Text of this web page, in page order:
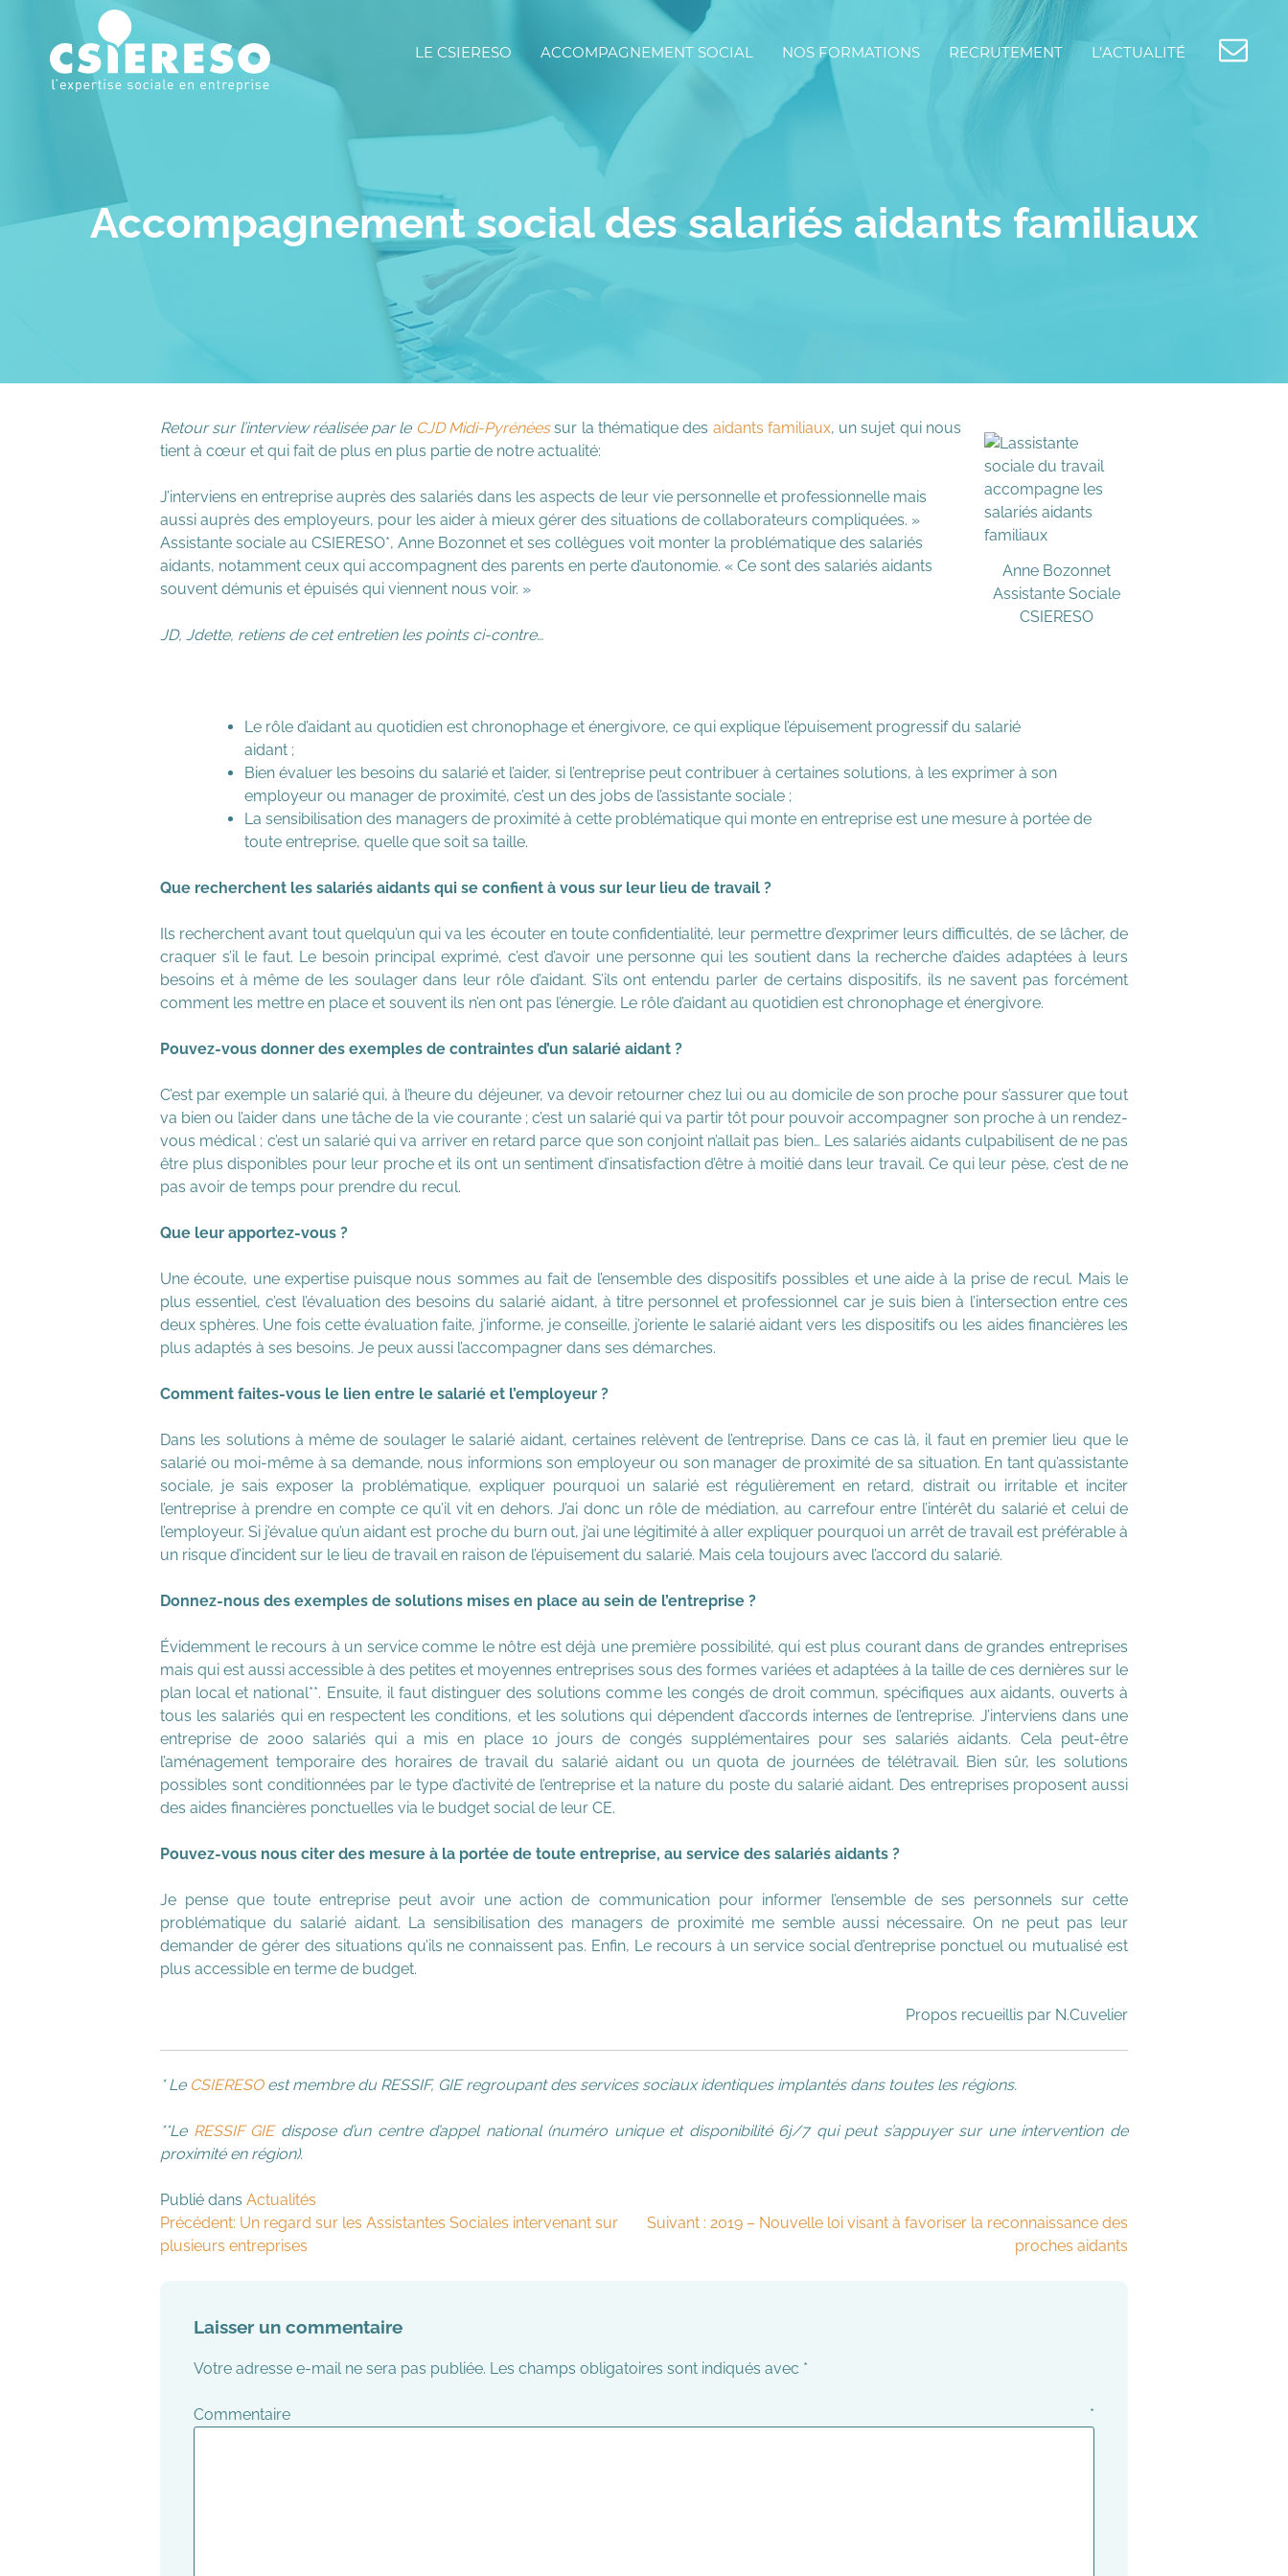
LE CSIERESO ACCOMPAGNEMENT SOCIAL NOS FORMATIONS RECRUTEMENT L’ACTUALITÉ
Accompagnement social des salariés aidants familiaux
Anne Bozonnet
Assistante Sociale
CSIERESO
Retour sur l’interview réalisée par le CJD Midi-Pyrénéessur la thématique des aidants familiaux, un sujet qui nous
tient à cœur et qui fait de plus en plus partie de notre actualité:
J’interviens en entreprise auprès des salariés dans les aspects de leur vie personnelle et professionnelle mais
aussi auprès des employeurs, pour les aider à mieux gérer des situations de collaborateurs compliquées. »
Assistante sociale au CSIERESO*, Anne Bozonnet et ses collègues voit monter la problématique des salariés
aidants, notamment ceux qui accompagnent des parents en perte d’autonomie. « Ce sont des salariés aidants
souvent démunis et épuisés qui viennent nous voir. »
JD, Jdette, retiens de cet entretien les points ci-contre…
Le rôle d’aidant au quotidien est chronophage et énergivore, ce qui explique l’épuisement progressif du salarié
aidant ;
Bien évaluer les besoins du salarié et l’aider, si l’entreprise peut contribuer à certaines solutions, à les exprimer à son
employeur ou manager de proximité, c’est un des jobs de l’assistante sociale ;
La sensibilisation des managers de proximité à cette problématique qui monte en entreprise est une mesure à portée de
toute entreprise, quelle que soit sa taille.
Que recherchent les salariés aidants qui se confient à vous sur leur lieu de travail ?
Ils recherchent avant tout quelqu’un qui va les écouter en toute confidentialité, leur permettre d’exprimer leurs difficultés, de se lâcher, de
craquer s’il le faut. Le besoin principal exprimé, c’est d’avoir une personne qui les soutient dans la recherche d’aides adaptées à leurs
besoins et à même de les soulager dans leur rôle d’aidant. S’ils ont entendu parler de certains dispositifs, ils ne savent pas forcément
comment les mettre en place et souvent ils n’en ont pas l’énergie. Le rôle d’aidant au quotidien est chronophage et énergivore.
Pouvez-vous donner des exemples de contraintes d’un salarié aidant ?
C’est par exemple un salarié qui, à l’heure du déjeuner, va devoir retourner chez lui ou au domicile de son proche pour s’assurer que tout
va bien ou l’aider dans une tâche de la vie courante ; c’est un salarié qui va partir tôt pour pouvoir accompagner son proche à un rendez-
vous médical ; c’est un salarié qui va arriver en retard parce que son conjoint n’allait pas bien… Les salariés aidants culpabilisent de ne pas
être plus disponibles pour leur proche et ils ont un sentiment d’insatisfaction d’être à moitié dans leur travail. Ce qui leur pèse, c’est de ne
pas avoir de temps pour prendre du recul.
Que leur apportez-vous ?
Une écoute, une expertise puisque nous sommes au fait de l’ensemble des dispositifs possibles et une aide à la prise de recul. Mais le
plus essentiel, c’est l’évaluation des besoins du salarié aidant, à titre personnel et professionnel car je suis bien à l’intersection entre ces
deux sphères. Une fois cette évaluation faite, j’informe, je conseille, j’oriente le salarié aidant vers les dispositifs ou les aides financières les
plus adaptés à ses besoins. Je peux aussi l’accompagner dans ses démarches.
Comment faites-vous le lien entre le salarié et l’employeur ?
Dans les solutions à même de soulager le salarié aidant, certaines relèvent de l’entreprise. Dans ce cas là, il faut en premier lieu que le
salarié ou moi-même à sa demande, nous informions son employeur ou son manager de proximité de sa situation. En tant qu’assistante
sociale, je sais exposer la problématique, expliquer pourquoi un salarié est régulièrement en retard, distrait ou irritable et inciter
l’entreprise à prendre en compte ce qu’il vit en dehors. J’ai donc un rôle de médiation, au carrefour entre l’intérêt du salarié et celui de
l’employeur. Si j’évalue qu’un aidant est proche du burn out, j’ai une légitimité à aller expliquer pourquoi un arrêt de travail est préférable à
un risque d’incident sur le lieu de travail en raison de l’épuisement du salarié. Mais cela toujours avec l’accord du salarié.
Donnez-nous des exemples de solutions mises en place au sein de l’entreprise ?
Évidemment le recours à un service comme le nôtre est déjà une première possibilité, qui est plus courant dans de grandes entreprises
mais qui est aussi accessible à des petites et moyennes entreprises sous des formes variées et adaptées à la taille de ces dernières sur le
plan local et national**. Ensuite, il faut distinguer des solutions comme les congés de droit commun, spécifiques aux aidants, ouverts à
tous les salariés qui en respectent les conditions, et les solutions qui dépendent d’accords internes de l’entreprise. J’interviens dans une
entreprise de 2000 salariés qui a mis en place 10 jours de congés supplémentaires pour ses salariés aidants. Cela peut-être
l’aménagement temporaire des horaires de travail du salarié aidant ou un quota de journées de télétravail. Bien sûr, les solutions
possibles sont conditionnées par le type d’activité de l’entreprise et la nature du poste du salarié aidant. Des entreprises proposent aussi
des aides financières ponctuelles via le budget social de leur CE.
Pouvez-vous nous citer des mesure à la portée de toute entreprise, au service des salariés aidants ?
Je pense que toute entreprise peut avoir une action de communication pour informer l’ensemble de ses personnels sur cette
problématique du salarié aidant. La sensibilisation des managers de proximité me semble aussi nécessaire. On ne peut pas leur
demander de gérer des situations qu’ils ne connaissent pas. Enfin, Le recours à un service social d’entreprise ponctuel ou mutualisé est
plus accessible en terme de budget.
Propos recueillis par N.Cuvelier
* Le CSIERESOest membre du RESSIF, GIE regroupant des services sociaux identiques implantés dans toutes les régions.
**Le RESSIF GIEdispose d’un centre d’appel national (numéro unique et disponibilité 6j/7 qui peut s’appuyer sur une intervention de
proximité en région).
Publié dans Actualités
Navigation
de
Précédent: Un regard sur les Assistantes Sociales intervenant sur
plusieurs entreprises
Suivant : 2019 – Nouvelle loi visant à favoriser la reconnaissance des
proches aidants
Laisser un commentaire
Votre adresse e-mail ne sera pas publiée. Les champs obligatoires sont indiqués avec *
Commentaire *